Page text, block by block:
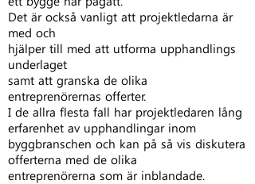
Det är också vanligt att projektledarna är
med och
hjälper till med att utforma upphandlings
underlaget
samt att granska de olika
entreprenörernas offerter.
I de allra flesta fall har projektledaren lång
erfarenhet av upphandlingar inom
byggbranschen och kan på så vis diskutera
offerterna med de olika
entreprenörerna som är inblandade.